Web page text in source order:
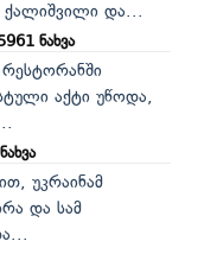
ქალიშვილი და...
ნახვა
რესტორანში
აქტი უწოდა,
უკრაინამ
და სამ